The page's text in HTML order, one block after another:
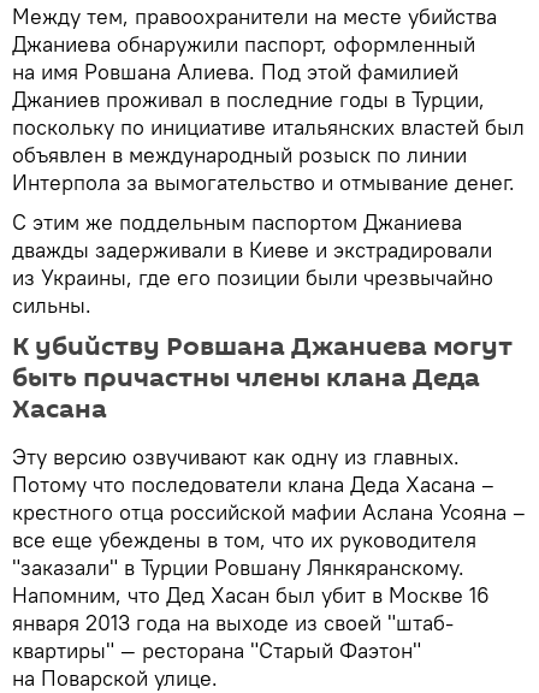
Между тем, правоохранители на месте убийства
Джаниева обнаружили паспорт, оформленный
на имя Ровшана Алиева. Под этой фамилией
Джаниев проживал в последние годы в Турции,
поскольку по инициативе итальянских властей был
объявлен в международный розыск по линии
Интерпола за вымогательство и отмывание денег.
С этим же поддельным паспортом Джаниева
дважды задерживали в Киеве и экстрадировали
из Украины, где его позиции были чрезвычайно
сильны.
К убийству Ровшана Джаниева могут
быть причастны члены клана Деда
Хасана
Эту версию озвучивают как одну из главных.
Потому что последователи клана Деда Хасана –
крестного отца российской мафии Аслана Усояна –
все еще убеждены в том, что их руководителя
"заказали" в Турции Ровшану Лянкяранскому.
Напомним, что Дед Хасан был убит в Москве 16
января 2013 года на выходе из своей "штаб-
квартиры" — ресторана "Старый Фаэтон"
на Поварской улице.